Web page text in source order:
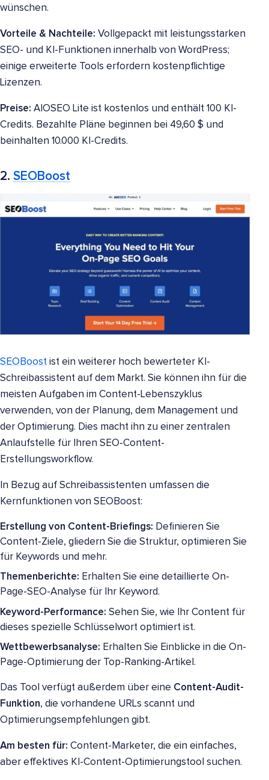
wünschen.
Vorteile & Nachteile: Vollgepackt mit leistungsstarken
SEO- und KI-Funktionen innerhalb von WordPress;
einige erweiterte Tools erfordern kostenpflichtige
Lizenzen.
Preise: AIOSEO Lite ist kostenlos und enthält 100 KI-
Credits. Bezahlte Pläne beginnen bei 49,60 $ und
beinhalten 10.000 KI-Credits.
2. SEOBoost
SEOBoost ist ein weiterer hoch bewerteter KI-
Schreibassistent auf dem Markt. Sie können ihn für die
meisten Aufgaben im Content-Lebenszyklus
verwenden, von der Planung, dem Management und
der Optimierung. Dies macht ihn zu einer zentralen
Anlaufstelle für Ihren SEO-Content-
Erstellungsworkflow.
In Bezug auf Schreibassistenten umfassen die
Kernfunktionen von SEOBoost:
Erstellung von Content-Briefings: Definieren Sie
Content-Ziele, gliedern Sie die Struktur, optimieren Sie
für Keywords und mehr.
Themenberichte: Erhalten Sie eine detaillierte On-
Page-SEO-Analyse für Ihr Keyword.
Keyword-Performance: Sehen Sie, wie Ihr Content für
dieses spezielle Schlüsselwort optimiert ist.
Wettbewerbsanalyse: Erhalten Sie Einblicke in die On-
Page-Optimierung der Top-Ranking-Artikel.
Das Tool verfügt außerdem über eine Content-Audit-
Funktion, die vorhandene URLs scannt und
Optimierungsempfehlungen gibt.
Am besten für: Content-Marketer, die ein einfaches,
aber effektives KI-Content-Optimierungstool suchen.